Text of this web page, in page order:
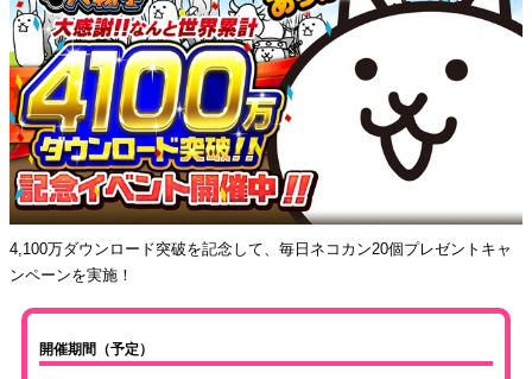
4,100万ダウンロード突破を記念して、毎日ネコカン20個プレゼントキャ
ンペーンを実施！
開催期間（予定）